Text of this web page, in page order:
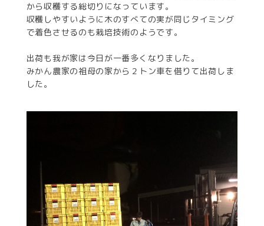
から収穫する総切りになっています。
収穫しやすいように木のすべての実が同じタイミング
で着色させるのも栽培技術のようです。
出荷も我が家は今日が一番多くなりました。
みかん農家の祖母の家から２トン車を借りて出荷しま
した。